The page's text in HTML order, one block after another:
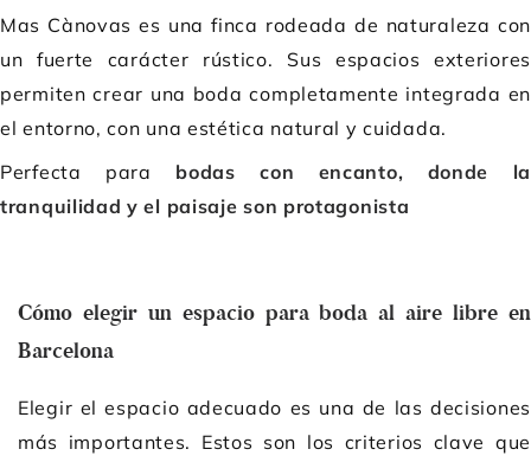
Mas Cànovas es una finca rodeada de naturaleza con
un fuerte carácter rústico. Sus espacios exteriores
permiten crear una boda completamente integrada en
el entorno, con una estética natural y cuidada.
Perfecta para bodas con encanto, donde la
tranquilidad y el paisaje son protagonista
Cómo elegir un espacio para boda al aire libre en
Barcelona
Elegir el espacio adecuado es una de las decisiones
más importantes. Estos son los criterios clave que